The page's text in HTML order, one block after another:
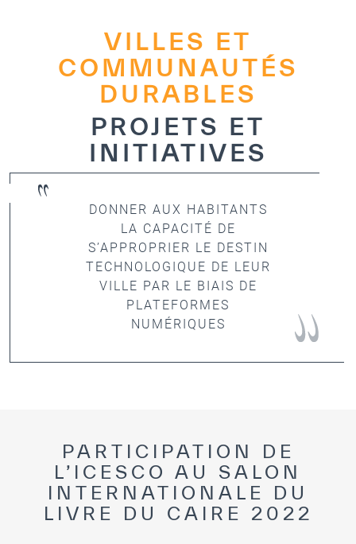
Cadre de la Gouvernance
Normes Internationales de Qualité et
Ce que nous faisons
Domaines d’expertise
Secrétariat Général
Notre impact
Objectifs de développement durable
Actualités et événements
Communiqués de presse
Événements
VILLES ET
COMMUNAUTÉS
DURABLES
PROJETS ET
INITIATIVES
DONNER AUX HABITANTS
LA CAPACITÉ DE
S’APPROPRIER LE DESTIN
TECHNOLOGIQUE DE LEUR
VILLE PAR LE BIAIS DE
PLATEFORMES
NUMÉRIQUES
PARTICIPATION DE
L’ICESCO AU SALON
INTERNATIONALE DU
LIVRE DU CAIRE 2022